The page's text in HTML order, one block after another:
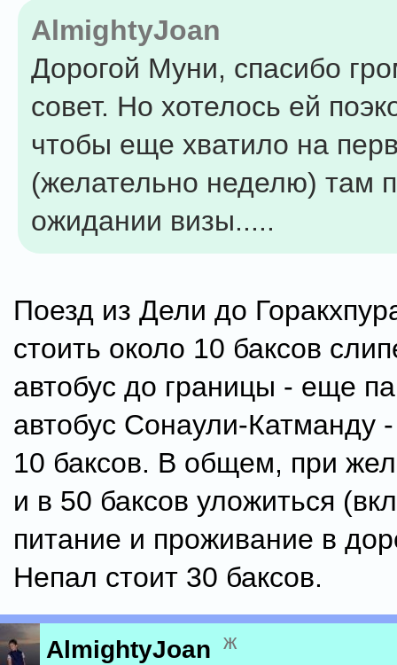
AlmightyJoan
Дорогой Муни, спасибо
совет. Но хотелось ей
чтобы еще хватило на
(желательно неделю) там
ожидании визы.....
Поезд из Дели до
стоить около 10 баксов
автобус до границы - еще
автобус Сонаули-Катманду
10 баксов. В общем, при
и в 50 баксов уложиться
питание и проживание в
Непал стоит 30 баксов.
AlmightyJoan ж